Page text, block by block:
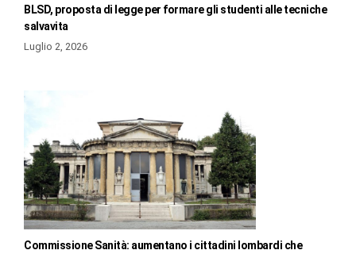
BLSD, proposta di legge per formare gli studenti alle tecniche
salvavita
Luglio 2, 2026
Commissione Sanità: aumentano i cittadini lombardi che